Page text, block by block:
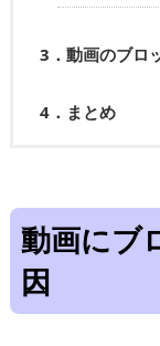
3． 動画のブロ
4． まとめ
動画にブ
因